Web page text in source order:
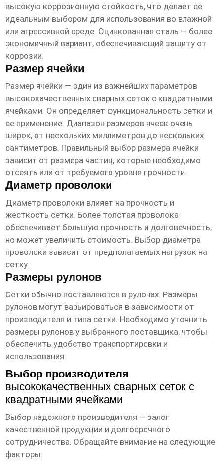
высокую коррозионную стойкость, что делает ее
идеальным выбором для использования во влажной
или агрессивной среде. Оцинкованная сталь — более
экономичный вариант, обеспечивающий защиту от
коррозии.
Размер ячейки
Размер ячейки — один из важнейших параметров
высококачественных сварных сеток с квадратными
ячейками. Он определяет функциональность сетки и
ее применение. Диапазон размеров ячеек очень
широк, от нескольких миллиметров до нескольких
сантиметров. Правильный выбор размера ячейки
зависит от размера частиц, которые необходимо
отсеять или от требуемого уровня прочности.
Диаметр проволоки
Диаметр проволоки влияет на прочность и
жесткость сетки. Более толстая проволока
обеспечивает большую прочность и долговечность,
но может увеличить стоимость. Выбор диаметра
проволоки зависит от предполагаемых нагрузок на
сетку.
Размеры рулонов
Сетки обычно поставляются в рулонах. Размеры
рулонов могут варьироваться в зависимости от
производителя и типа сетки. Необходимо уточнить
размеры рулонов у выбранного поставщика, чтобы
обеспечить удобство транспортировки и
использования.
Выбор производителя
высококачественных сварных сеток с
квадратными ячейками
Выбор надежного производителя — залог
качественной продукции и долгосрочного
сотрудничества. Обращайте внимание на следующие
факторы: